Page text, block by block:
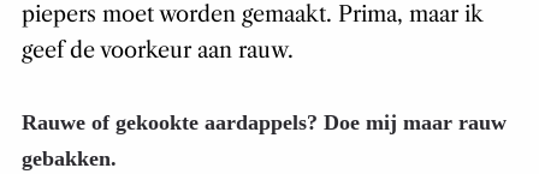
piepers moet worden gemaakt. Prima, maar ik
geef de voorkeur aan rauw.
Rauwe of gekookte aardappels? Doe mij maar rauw
gebakken.